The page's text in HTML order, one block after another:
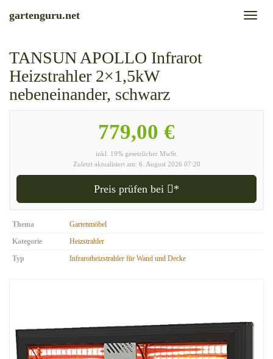
Toggle
gartenguru.net
TANSUN APOLLO Infrarot
Heizstrahler 2×1,5kW
nebeneinander, schwarz
779,00 €
inkl. 19% gesetzlicher MwSt.
Zuletzt aktualisiert am: 6. August 2026 07:20
Preis prüfen bei *
Thema
Gartenmöbel
Kategorie
Heizstrahler
Typ
Infrarotheizstrahler für Wand und Decke